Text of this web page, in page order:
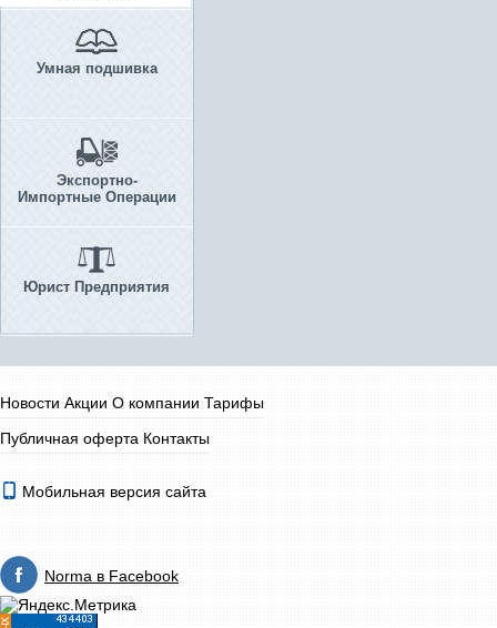
Умная подшивка
Экспортно-
Импортные Операции
Юрист Предприятия
Новости Акции О компании Тарифы
Публичная оферта Контакты
Мобильная версия сайта
Norma в Facebook